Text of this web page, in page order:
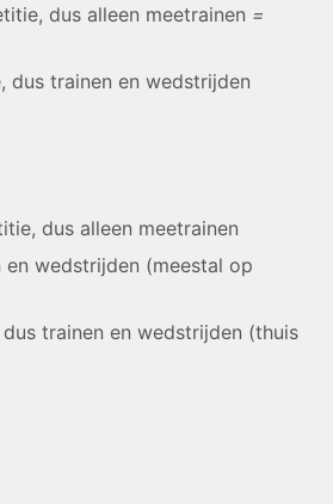
dus alleen meetrainen =
dus trainen en wedstrijden
dus alleen meetrainen
wedstrijden (meestal op
trainen en wedstrijden (thuis